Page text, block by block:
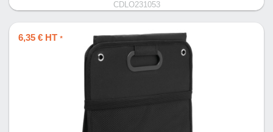
CDLO231053
6,35 € HT *